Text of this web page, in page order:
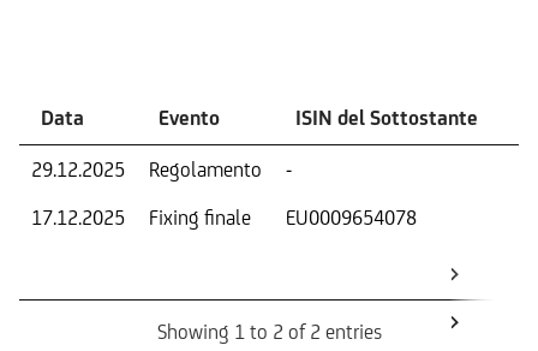
Data Evento ISIN del Sottostante
29.12.2025 Regolamento -
17.12.2025
Fixing finale EU0009654078
Showing 1 to 2 of 2 entries